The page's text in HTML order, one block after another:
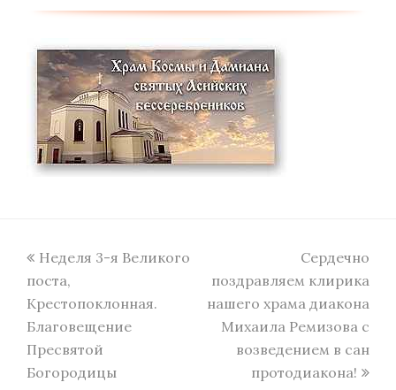
previous
post:
Неделя 3-я Великого
поста,
Крестопоклонная.
Благовещение
Пресвятой
Богородицы
next
post:
Сердечно
поздравляем клирика
нашего храма диакона
Михаила Ремизова с
возведением в сан
протодиакона!